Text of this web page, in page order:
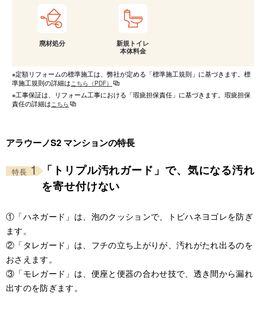
廃材処分
新規トイレ
本体料金
※定額リフォームの標準施工は、弊社が定める「標準施工規則」に基づきます。標
準施工規則の詳細は こちら（PDF）
※工事保証は、リフォーム工事における「瑕疵担保責任」に基づきます。瑕疵担保
責任の詳細は こちら
アラウーノS2 マンションの特長
特長 1 「トリプル汚れガード」で、気になる汚れ
を寄せ付けない
①「ハネガード」は、泡のクッションで、トビハネヨゴレを防ぎ
ます。
②「タレガード」は、フチの立ち上がりが、汚れがたれ出るのを
おさえます。
③「モレガード」は、便座と便器の合わせ技で、透き間から漏れ
出すのを防ぎます。